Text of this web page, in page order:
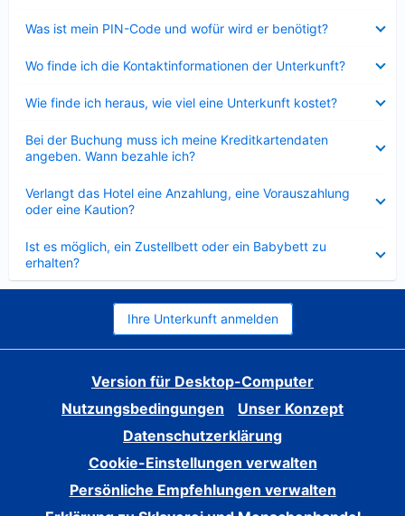
Was ist mein PIN-Code und wofür wird er benötigt?
Wo finde ich die Kontaktinformationen der Unterkunft?
Wie finde ich heraus, wie viel eine Unterkunft kostet?
Bei der Buchung muss ich meine Kreditkartendaten
angeben. Wann bezahle ich?
Verlangt das Hotel eine Anzahlung, eine Vorauszahlung
oder eine Kaution?
Ist es möglich, ein Zustellbett oder ein Babybett zu
erhalten?
Ihre Unterkunft anmelden
Version für Desktop-Computer
Nutzungsbedingungen
Unser Konzept
Datenschutzerklärung
Cookie-Einstellungen verwalten
Persönliche Empfehlungen verwalten